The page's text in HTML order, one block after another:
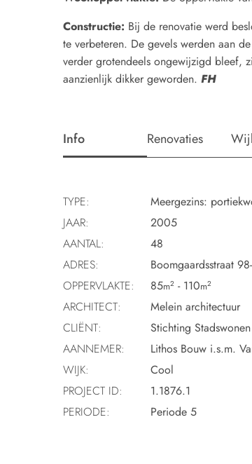
Constructie: Bij de renovatie werd
te verbeteren. De gevels werden aan
verder grotendeels ongewijzigd bleef,
aanzienlijk dikker geworden. FH
Info Renovaties
TYPE:
Meergezins:
JAAR:
2005
AANTAL:
48
ADRES:
Boomgaardsstraat
OPPERVLAKTE:
85m2 - 110m2
ARCHITECT:
Melein architectuur
CLIËNT:
Stichting Stadswonen
AANNEMER:
Lithos Bouw i.s.m.
WIJK:
Cool
PROJECT ID:
1.1876.1
PERIODE:
Periode 5